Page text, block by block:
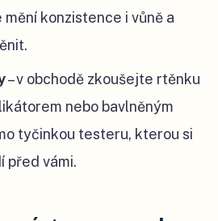
konzistence i vůně a
– v obchodě zkoušejte rtěnku
nebo bavlněným
tyčinkou testeru, kterou si
před vámi.